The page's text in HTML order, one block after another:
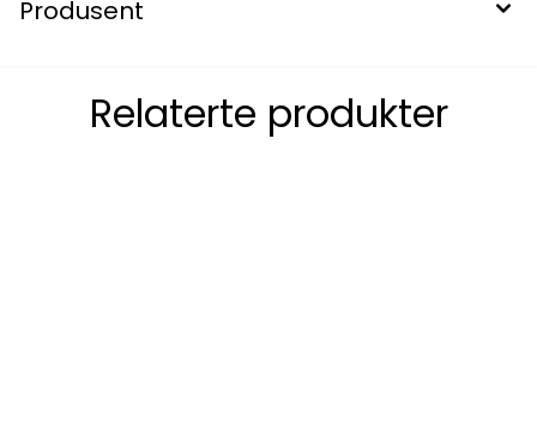
Produsent
Relaterte produkter